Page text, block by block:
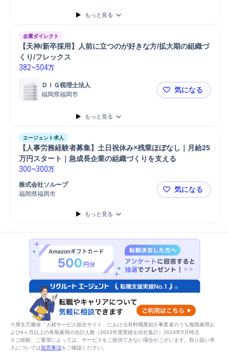
もっと見る
企業ダイレクト
【天神/新卒採用】人前に立つのが好きな方/拡大期の組織づ
くり/フレックス
382~504万
ＤＩＧ税理士法人
福岡県福岡市
【天神/新卒
気になる
もっと見る
エージェント求人
【人事労務経験者募集】土日祝休み×残業ほぼなし｜月給25
万円スタート｜急成長企業の組織づくりを支える
300~300万
株式会社ソループ
福岡県福岡市
【人事労務
気になる
もっと見る
※厚生労働省「人材サービス総合サイト」における有料職業紹介事業者のうち無期雇用お
よび4ヶ月以上の有期雇用の合計人数（2023年度実績を自社集計）2024年5月時点
※ご経験、ご要望によっては、サービスをご提供できない場合がございます。取り扱い求
人については留意事項をご確認ください。